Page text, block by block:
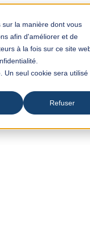
la manière dont vous
afin d'améliorer et de
à la fois sur ce site
Un seul cookie sera utilisé
Refuser